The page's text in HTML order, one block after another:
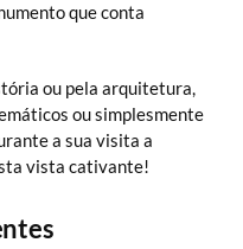
que conta
ou pela arquitetura,
ou simplesmente
a sua visita a
vista cativante!